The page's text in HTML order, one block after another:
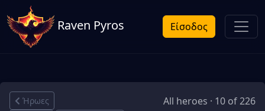
Raven Pyros Είσοδος
Ήρωες All heroes · 10 of 226